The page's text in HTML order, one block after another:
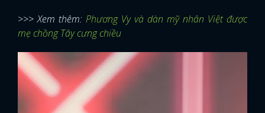
>>> Xem thêm: Phương Vy và dàn mỹ nhân Việt được
mẹ chồng Tây cưng chiều